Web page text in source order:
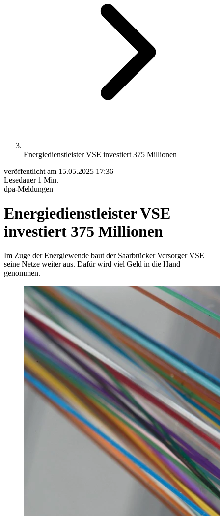
Energiedienstleister VSE investiert 375 Millionen
veröffentlicht am 15.05.2025 17:36
Lesedauer 1 Min.
dpa-Meldungen
Energiedienstleister VSE
investiert 375 Millionen
Im Zuge der Energiewende baut der Saarbrücker Versorger VSE
seine Netze weiter aus. Dafür wird viel Geld in die Hand
genommen.